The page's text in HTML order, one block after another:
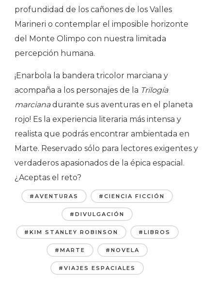
profundidad de los cañones de los Valles
Marineri o contemplar el imposible horizonte
del Monte Olimpo con nuestra limitada
percepción humana.
¡Enarbola la bandera tricolor marciana y
acompaña a los personajes de la Trilogía
marcianadurante sus aventuras en el planeta
rojo! Es la experiencia literaria más intensa y
realista que podrás encontrar ambientada en
Marte. Reservado sólo para lectores exigentes y
verdaderos apasionados de la épica espacial.
¿Aceptas el reto?
#AVENTURAS #CIENCIA FICCIÓN
#DIVULGACIÓN
#KIM STANLEY ROBINSON #LIBROS
#MARTE #NOVELA
#VIAJES ESPACIALES